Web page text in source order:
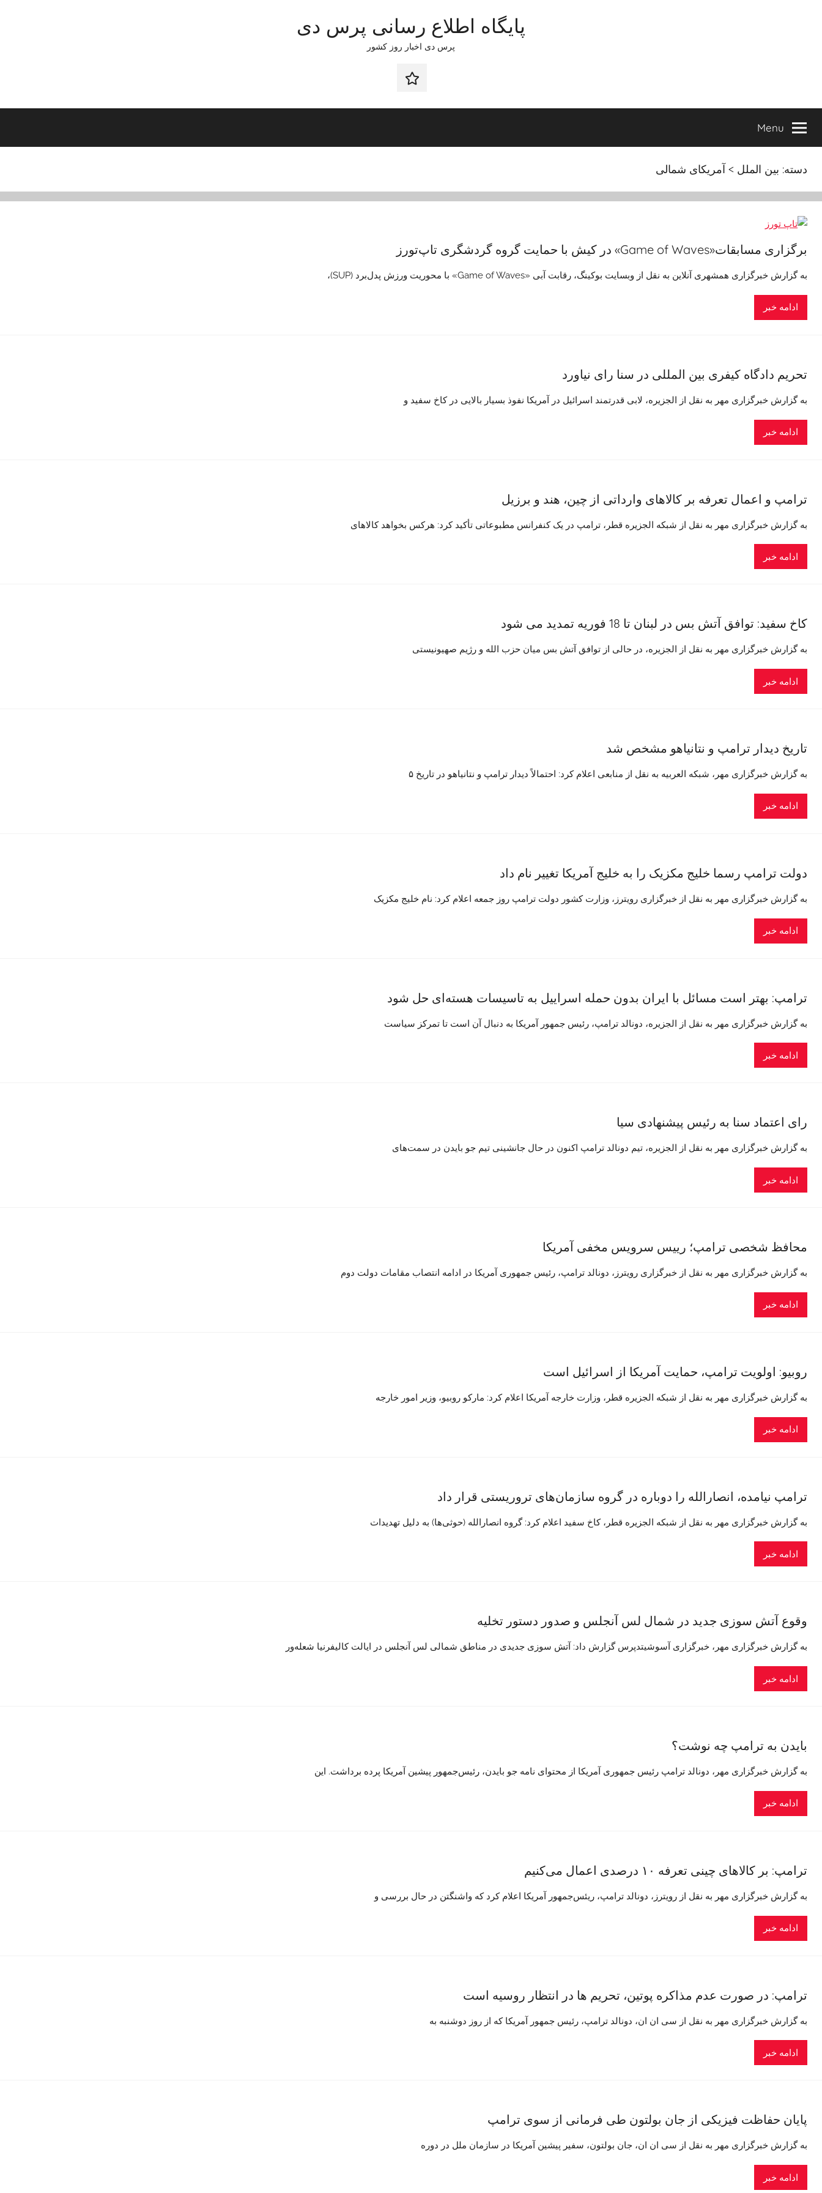
پایگاه اطلاع رسانی پرس دی
پرس دی اخبار روز کشور
صفحه
Menu
دسته: بین الملل > آمریکای شمالی
برگزاری مسابقات«Game of Waves» در کیش با حمایت گروه گردشگری تاپ‌تورز
به گزارش خبرگزاری همشهری آنلاین به نقل از وبسایت بوکینگ، رقابت آبی «Game of Waves» با محوریت ورزش پدل‌برد (SUP)،
ادامه خبر
تحریم دادگاه کیفری بین المللی در سنا رای نیاورد
به گزارش خبرگزاری مهر به نقل از الجزیره، لابی قدرتمند اسرائیل در آمریکا نفوذ بسیار بالایی در کاخ سفید و
ادامه خبر
ترامپ و اعمال تعرفه بر کالاهای وارداتی از چین، هند و برزیل
به گزارش خبرگزاری مهر به نقل از شبکه الجزیره قطر، ترامپ در یک کنفرانس مطبوعاتی تأکید کرد: هرکس بخواهد کالاهای
ادامه خبر
کاخ سفید: توافق آتش بس در لبنان تا 18 فوریه تمدید می شود
به گزارش خبرگزاری مهر به نقل از الجزیره، در حالی از توافق آتش بس میان حزب الله و رژیم صهیونیستی
ادامه خبر
تاریخ دیدار ترامپ و نتانیاهو مشخص شد
به گزارش خبرگزاری مهر، شبکه العربیه به نقل از منابعی اعلام کرد: احتمالاً دیدار ترامپ و نتانیاهو در تاریخ ۵
ادامه خبر
دولت ترامپ رسما خلیج مکزیک را به خلیج آمریکا تغییر نام داد
به گزارش خبرگزاری مهر به نقل از خبرگزاری رویترز، وزارت کشور دولت ترامپ روز جمعه اعلام کرد: نام خلیج مکزیک
ادامه خبر
ترامپ: بهتر است مسائل با ایران بدون حمله اسراییل به تاسیسات هسته‌ای حل شود
به گزارش خبرگزاری مهر به نقل از الجزیره، دونالد ترامپ، رئیس جمهور آمریکا به دنبال آن است تا تمرکز سیاست
ادامه خبر
رای اعتماد سنا به رئیس پیشنهادی سیا
به گزارش خبرگزاری مهر به نقل از الجزیره، تیم دونالد ترامپ اکنون در حال جانشینی تیم جو بایدن در سمت‌های
ادامه خبر
محافظ شخصی ترامپ؛ رییس سرویس مخفی آمریکا
به گزارش خبرگزاری مهر به نقل از خبرگزاری رویترز، دونالد ترامپ، رئیس جمهوری آمریکا در ادامه انتصاب مقامات دولت دوم
ادامه خبر
روبیو: اولویت ترامپ، حمایت آمریکا از اسرائیل است
به گزارش خبرگزاری مهر به نقل از شبکه الجزیره قطر، وزارت خارجه آمریکا اعلام کرد: مارکو روبیو، وزیر امور خارجه
ادامه خبر
ترامپ نیامده، انصارالله را دوباره در گروه سازمان‌های تروریستی قرار داد
به گزارش خبرگزاری مهر به نقل از شبکه الجزیره قطر، کاخ سفید اعلام کرد: گروه انصارالله (حوثی‌ها) به دلیل تهدیدات
ادامه خبر
وقوع آتش سوزی جدید در شمال لس آنجلس و صدور دستور تخلیه
به گزارش خبرگزاری مهر، خبرگزاری آسوشیتدپرس گزارش داد: آتش سوزی جدیدی در مناطق شمالی لس آنجلس در ایالت کالیفرنیا شعله‌ور
ادامه خبر
بایدن به ترامپ چه نوشت؟
به گزارش خبرگزاری مهر، دونالد ترامپ رئیس جمهوری آمریکا از محتوای نامه جو بایدن، رئیس‌جمهور پیشین آمریکا پرده برداشت. این
ادامه خبر
ترامپ: بر کالاهای چینی تعرفه ۱۰ درصدی اعمال می‌کنیم
به گزارش خبرگزاری مهر به نقل از رویترز، دونالد ترامپ، ریئس‌جمهور آمریکا اعلام کرد که واشنگتن در حال بررسی و
ادامه خبر
ترامپ: در صورت عدم مذاکره پوتین، تحریم ها در انتظار روسیه است
به گزارش خبرگزاری مهر به نقل از سی ان ان، دونالد ترامپ، رئیس جمهور آمریکا که از روز دوشنبه به
ادامه خبر
پایان حفاظت فیزیکی از جان بولتون طی فرمانی از سوی ترامپ
به گزارش خبرگزاری مهر به نقل از سی ان ان، جان بولتون، سفیر پیشین آمریکا در سازمان ملل در دوره
ادامه خبر